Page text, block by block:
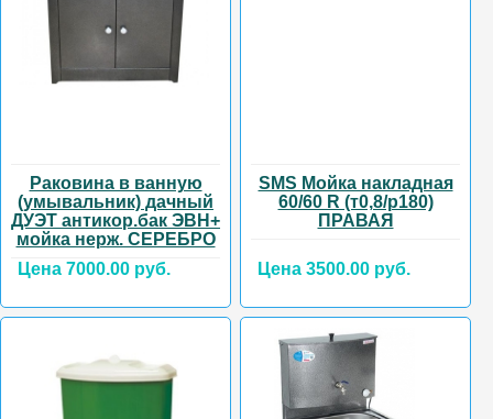
Раковина в ванную
(умывальник) дачный
ДУЭТ антикор.бак ЭВН+
мойка нерж. СЕРЕБРО
Цена 7000.00 руб.
SMS Мойка накладная
60/60 R (т0,8/р180)
ПРАВАЯ
Цена 3500.00 руб.